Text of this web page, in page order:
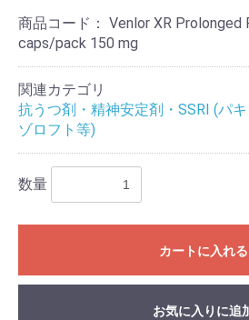
商品コード： Venlor XR Prolonged
caps/pack 150 mg
関連カテゴリ
抗うつ剤・精神安定剤・SSRI (パ
ゾロフト等)
数量
カートに入れる
お気に入りに追